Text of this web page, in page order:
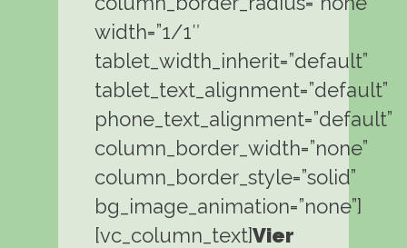
width=”1/1″
tablet_width_inherit=”default”
tablet_text_alignment=”default”
phone_text_alignment=”default”
column_border_width=”none”
column_border_style=”solid”
bg_image_animation=”none”]
[vc_column_text]Vier